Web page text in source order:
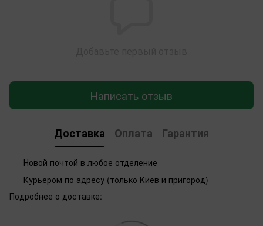
Написать отзыв
Доставка Оплата Гарантия
Новой почтой в любое отделение
Курьером по адресу (только Киев и пригород)
Подробнее о доставке: